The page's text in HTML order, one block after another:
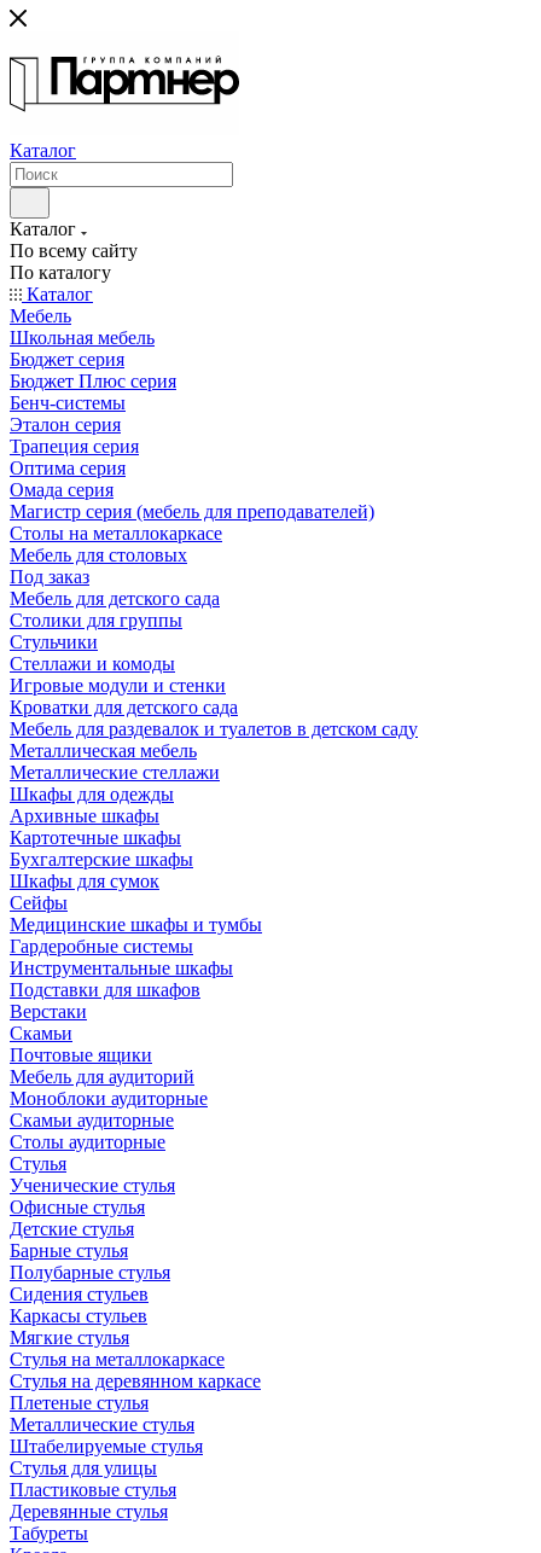
Каталог
Каталог
По всему сайту
По каталогу
Каталог
Мебель
Школьная мебель
Бюджет серия
Бюджет Плюс серия
Бенч-системы
Эталон серия
Трапеция серия
Оптима серия
Омада серия
Магистр серия (мебель для преподавателей)
Столы на металлокаркасе
Мебель для столовых
Под заказ
Мебель для детского сада
Столики для группы
Стульчики
Стеллажи и комоды
Игровые модули и стенки
Кроватки для детского сада
Мебель для раздевалок и туалетов в детском саду
Металлическая мебель
Металлические стеллажи
Шкафы для одежды
Архивные шкафы
Картотечные шкафы
Бухгалтерские шкафы
Шкафы для сумок
Сейфы
Медицинские шкафы и тумбы
Гардеробные системы
Инструментальные шкафы
Подставки для шкафов
Верстаки
Скамьи
Почтовые ящики
Мебель для аудиторий
Моноблоки аудиторные
Скамьи аудиторные
Столы аудиторные
Стулья
Ученические стулья
Офисные стулья
Детские стулья
Барные стулья
Полубарные стулья
Сидения стульев
Каркасы стульев
Мягкие стулья
Стулья на металлокаркасе
Стулья на деревянном каркасе
Плетеные стулья
Металлические стулья
Штабелируемые стулья
Стулья для улицы
Пластиковые стулья
Деревянные стулья
Табуреты